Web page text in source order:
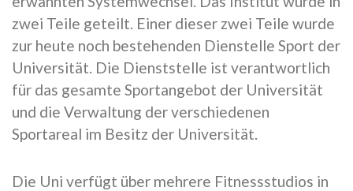
zwei Teile geteilt. Einer dieser zwei Teile wurde
zur heute noch bestehenden Dienstelle Sport der
Universität. Die Dienststelle ist verantwortlich
für das gesamte Sportangebot der Universität
und die Verwaltung der verschiedenen
Sportareal im Besitz der Universität.
Die Uni verfügt über mehrere Fitnessstudios in